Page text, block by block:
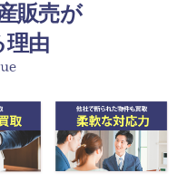
販売が
理由